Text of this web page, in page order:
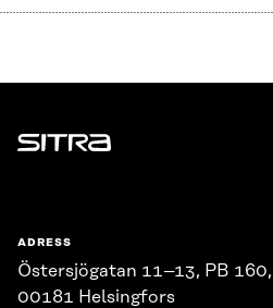
Sitra
ADRESS
Östersjögatan 11–13, PB 160,
00181 Helsingfors